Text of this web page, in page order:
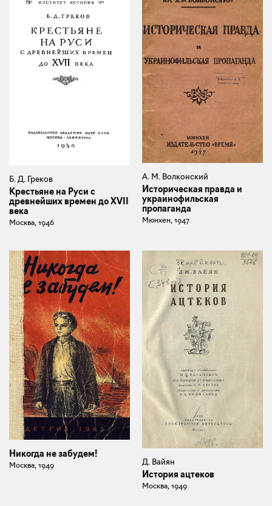
Б. Д. Греков
Крестьяне на Руси с
древнейших времен до XVII
века
Москва, 1946
А. М. Волконский
Историческая правда и
украинофильская
пропаганда
Мюнхен, 1947
Никогда не забудем!
Москва, 1949 Д. Вайян
История ацтеков
Москва, 1949